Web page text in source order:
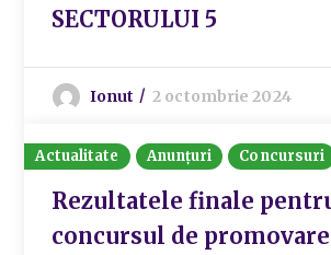
SECTORULUI 5
Ionut 2 octombrie 2024
Actualitate Anunțuri Concursuri
Rezultatele finale
concursul de promovare